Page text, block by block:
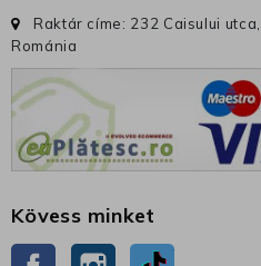
Raktár címe: 232 Caisului
Románia
Kövess minket
Facebook Instagram